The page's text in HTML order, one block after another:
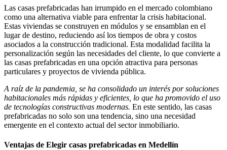
Las casas prefabricadas han irrumpido en el mercado colombiano
como una alternativa viable para enfrentar la crisis habitacional.
Estas viviendas se construyen en módulos y se ensamblan en el
lugar de destino, reduciendo así los tiempos de obra y costos
asociados a la construcción tradicional. Esta modalidad facilita la
personalización según las necesidades del cliente, lo que convierte a
las casas prefabricadas en una opción atractiva para personas
particulares y proyectos de vivienda pública.
A raíz de la pandemia, se ha consolidado un interés por soluciones
habitacionales más rápidas y eficientes, lo que ha promovido el uso
de tecnologías constructivas modernas. En este sentido, las casas
prefabricadas no solo son una tendencia, sino una necesidad
emergente en el contexto actual del sector inmobiliario.
Ventajas de Elegir casas prefabricadas en Medellín